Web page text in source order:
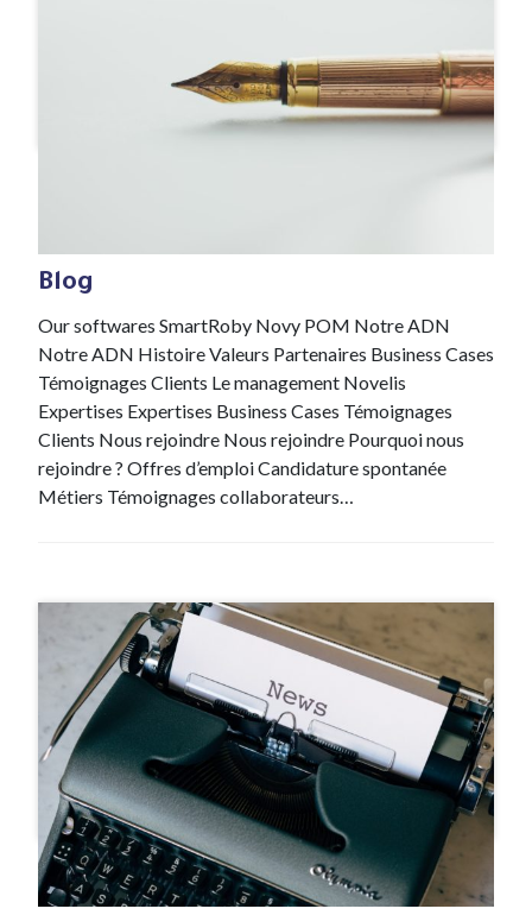
Blog
Our softwares SmartRoby Novy POM Notre ADN
Notre ADN Histoire Valeurs Partenaires Business Cases
Témoignages Clients Le management Novelis
Expertises Expertises Business Cases Témoignages
Clients Nous rejoindre Nous rejoindre Pourquoi nous
rejoindre ? Offres d’emploi Candidature spontanée
Métiers Témoignages collaborateurs…
#CP